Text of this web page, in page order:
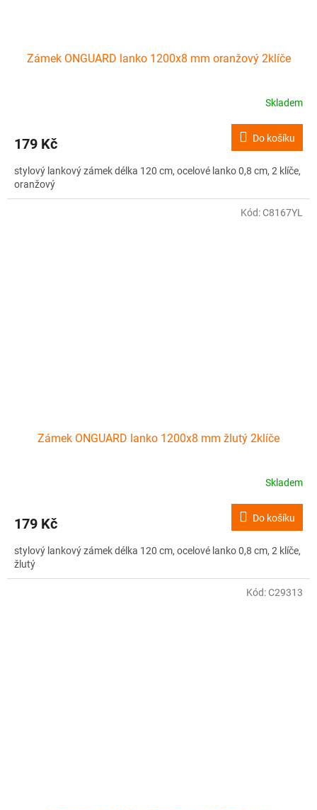
Zámek ONGUARD lanko 1200x8 mm oranžový 2klíče
Skladem
179 Kč Do košíku
stylový lankový zámek délka 120 cm, ocelové lanko 0,8 cm, 2 klíče,
oranžový
Zámek ONGUARD lanko 1200x8 mm žlutý 2klíče
Skladem
179 Kč Do košíku
stylový lankový zámek délka 120 cm, ocelové lanko 0,8 cm, 2 klíče,
žlutý
Kód:C8167YL
Kód:C29313